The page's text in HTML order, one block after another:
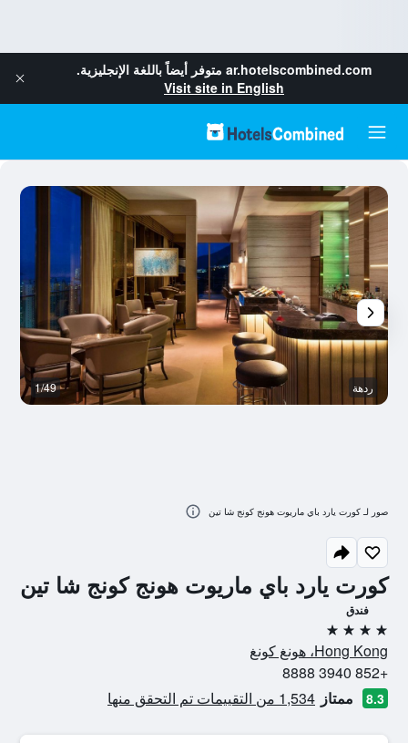
ar.hotelscombined.com متوفر أيضاً باللغة الإنجليزية.
Visit site in English
كورت يارد باي ماريوت هونج كونج شا تين
فندق
4 نجوم
Hong Kong، هونغ كونغ
+852 3940 8888
8.3 ممتاز 1,534 من التقييمات تم التحقق منها
ردهة 1/49
صور لـ كورت يارد باي ماريوت هونج كونج شا تين